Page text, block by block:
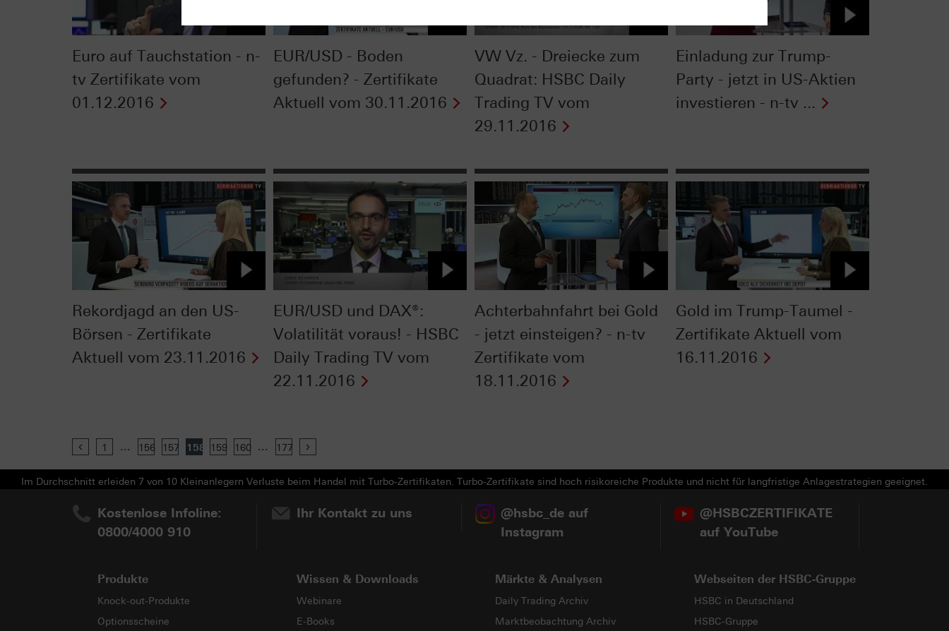
Euro auf Tauchstation - n-
tv Zertifikate vom
01.12.2016
EUR/USD - Boden
gefunden? - Zertifikate
Aktuell vom 30.11.2016
VW Vz. - Dreiecke zum
Quadrat: HSBC Daily
Trading TV vom
29.11.2016
Einladung zur Trump-
Party - jetzt in US-Aktien
investieren - n-tv ...
Rekordjagd an den US-
Börsen - Zertifikate
Aktuell vom 23.11.2016
EUR/USD und DAX®:
Volatilität voraus! - HSBC
Daily Trading TV vom
22.11.2016
Achterbahnfahrt bei Gold
- jetzt einsteigen? - n-tv
Zertifikate vom
18.11.2016
Gold im Trump-Taumel -
Zertifikate Aktuell vom
16.11.2016
Previous
1 ... 156 157 158 159 160 ... 177
Im Durchschnitt erleiden 7 von 10 Kleinanlegern Verluste beim Handel mit Turbo-Zertifikaten. Turbo-Zertifikate sind hoch risikoreiche Produkte und nicht für langfristige Anlagestrategien geeignet.
Kostenlose Infoline:
0800/4000 910
Ihr Kontakt zu uns
@hsbc_de auf
Instagram
@HSBCZERTIFIKATE
auf YouTube
Produkte
Knock-out-Produkte
Optionsscheine
Wissen & Downloads
Webinare
E-Books
Märkte & Analysen
Daily Trading Archiv
Marktbeobachtung Archiv
Webseiten der HSBC-Gruppe
HSBC in Deutschland
HSBC-Gruppe